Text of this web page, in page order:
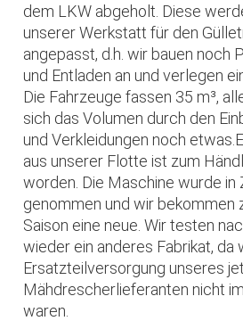
dem LKW abgeholt. Diese
unserer Werkstatt für den
angepasst, d.h. wir bauen noch
und Entladen an und verlegen
Die Fahrzeuge fassen 35 m³,
sich das Volumen durch den
und Verkleidungen noch
aus unserer Flotte ist zum
worden. Die Maschine wurde in
genommen und wir bekommen
Saison eine neue. Wir testen
wieder ein anderes Fabrikat, da
Ersatzteilversorgung unseres
Mähdrescherlieferanten nicht
waren.